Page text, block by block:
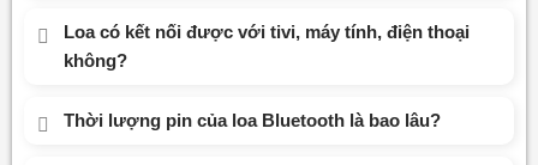
Loa có kết nối được với tivi, máy tính, điện thoại
không?
Thời lượng pin của loa Bluetooth là bao lâu?